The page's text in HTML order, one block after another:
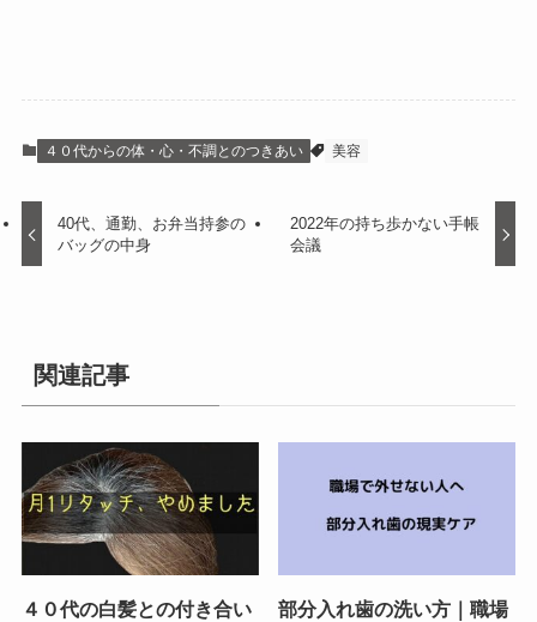
４０代からの体・心・不調とのつきあい 美容
40代、通勤、お弁当持参の
バッグの中身
2022年の持ち歩かない手帳
会議
関連記事
４０代の白髪との付き合い
部分入れ歯の洗い方｜職場